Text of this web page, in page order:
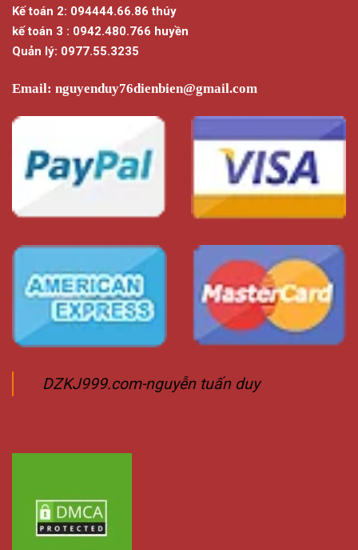
Kế toán 2: 094444.66.86 thúy
kế toán 3 : 0942.480.766 huyền
Quản lý: 0977.55.3235
Email: nguyenduy76dienbien@gmail.com
DZKJ999.com-nguyễn tuấn duy